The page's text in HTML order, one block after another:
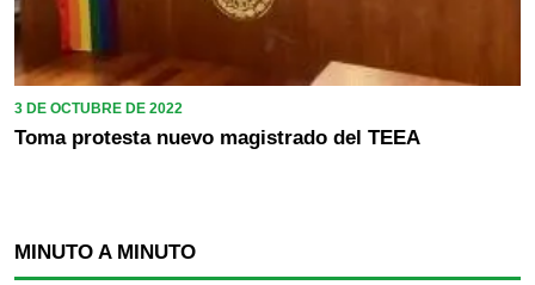
3 DE OCTUBRE DE 2022
Toma protesta nuevo magistrado del TEEA
MINUTO A MINUTO